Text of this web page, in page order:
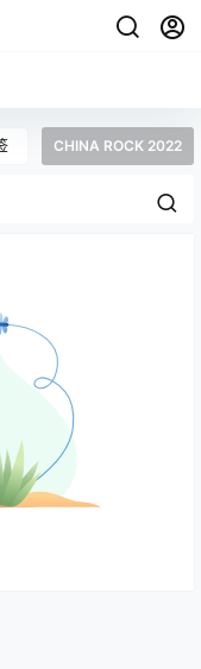
CHINA ROCK 2022